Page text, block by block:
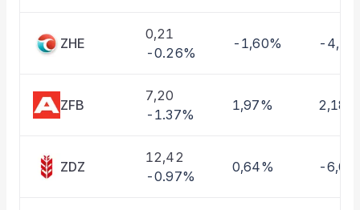
Fiyat Endeks Değişimi
ZHE
0,21
-0.26%
-1,60% -
ZFB
7,20
-1.37%
1,97% 2,18%
ZDZ
12,42
-0.97%
0,64% -